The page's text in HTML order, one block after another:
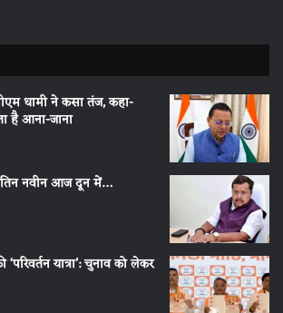
धामी ने कसा तंज, कहा-
है आना-जाना
नवीन आज दून में…
यात्रा’: चुनाव को लेकर